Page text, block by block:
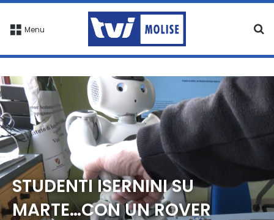
Menu
STUDENTI ISERNINI SU
MARTE…CON UN ROVER